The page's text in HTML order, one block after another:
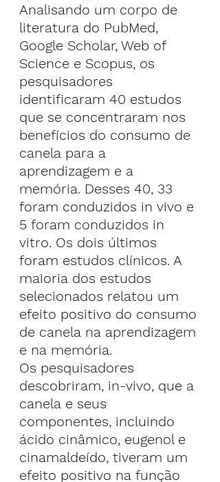
Analisando um corpo de
literatura do PubMed,
Google Scholar, Web of
Science e Scopus, os
pesquisadores
identificaram 40 estudos
que se concentraram nos
benefícios do consumo de
canela para a
aprendizagem e a
memória. Desses 40, 33
foram conduzidos in vivo e
5 foram conduzidos in
vitro. Os dois últimos
foram estudos clínicos. A
maioria dos estudos
selecionados relatou um
efeito positivo do consumo
de canela na aprendizagem
e na memória.
Os pesquisadores
descobriram, in-vivo, que a
canela e seus
componentes, incluindo
ácido cinâmico, eugenol e
cinamaldeído, tiveram um
efeito positivo na função